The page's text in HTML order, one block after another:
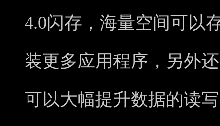
4.0闪存，海量空间可以
装更多应用程序，另外
可以大幅提升数据的读